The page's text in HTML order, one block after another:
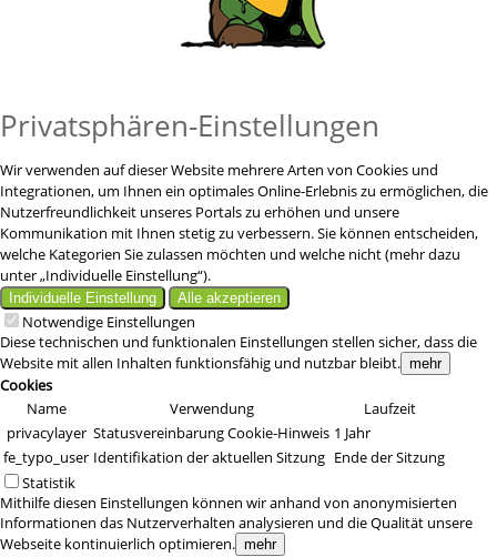
Privatsphären-Einstellungen
Wir verwenden auf dieser Website mehrere Arten von Cookies und
Integrationen, um Ihnen ein optimales Online-Erlebnis zu ermöglichen, die
Nutzerfreundlichkeit unseres Portals zu erhöhen und unsere
Kommunikation mit Ihnen stetig zu verbessern. Sie können entscheiden,
welche Kategorien Sie zulassen möchten und welche nicht (mehr dazu
unter „Individuelle Einstellung“).
Individuelle Einstellung Alle akzeptieren
Notwendige Einstellungen
Diese technischen und funktionalen Einstellungen stellen sicher, dass die
Website mit allen Inhalten funktionsfähig und nutzbar bleibt. mehr
Cookies
Name
Verwendung
Laufzeit
privacylayer Statusvereinbarung Cookie-Hinweis 1 Jahr
fe_typo_user Identifikation der aktuellen Sitzung Ende der Sitzung
Statistik
Mithilfe diesen Einstellungen können wir anhand von anonymisierten
Informationen das Nutzerverhalten analysieren und die Qualität unsere
Webseite kontinuierlich optimieren. mehr